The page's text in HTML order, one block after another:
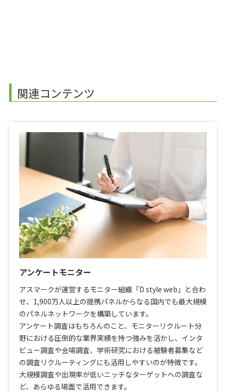
関連コンテンツ
アンケートモニター
アスマークが運営するモニター組織「D style web」と合わ
せ、1,900万人以上の提携パネルからなる国内でも最大規模
のパネルネットワークを構築しています。
アンケート調査はもちろんのこと、モニターリクルート分
野における圧倒的な業界実績を持つ強みを活かし、インタ
ビュー調査や会場調査、学術研究における被験者募集など
の調査リクルーティングにも活用しやすいのが特徴です。
大規模調査や出現率が低いニッチなターゲットへの調査な
ど、あらゆる場面で活用できます。